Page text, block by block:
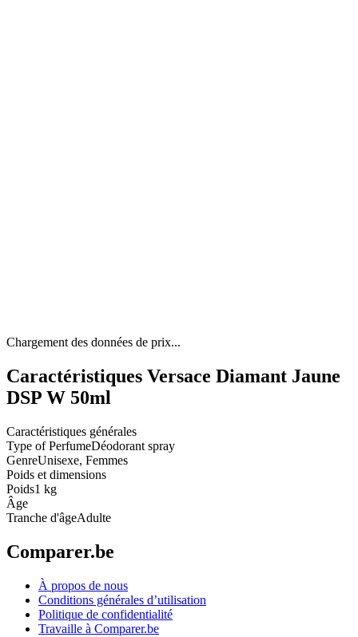
Chargement des données de prix...
Caractéristiques Versace Diamant Jaune
DSP W 50ml
Caractéristiques générales
Type of PerfumeDéodorant spray
GenreUnisexe, Femmes
Poids et dimensions
Poids1 kg
Âge
Tranche d'âgeAdulte
Comparer.be
À propos de nous
Conditions générales d’utilisation
Politique de confidentialité
Travaille à Comparer.be